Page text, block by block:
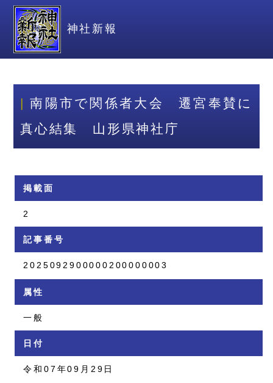
神社新報
南陽市で関係者大会 遷宮奉賛に
真心結集 山形県神社庁
掲載面
2
記事番号
2025092900000200000003
属性
一般
日付
令和07年09月29日